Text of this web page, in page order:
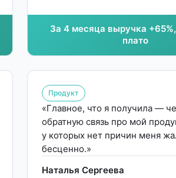
За 4 месяца выручка
плато
Продукт
«Главное, что я получила —
обратную связь про мой
у которых нет причин меня
бесценно.»
Наталья Сергеева